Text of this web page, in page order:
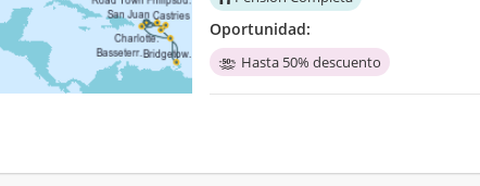
Oportunidad:
Hasta 50% descuento